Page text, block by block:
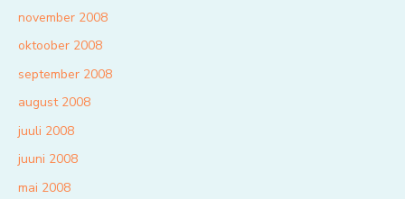
november 2008
oktoober 2008
september 2008
august 2008
juuli 2008
juuni 2008
mai 2008